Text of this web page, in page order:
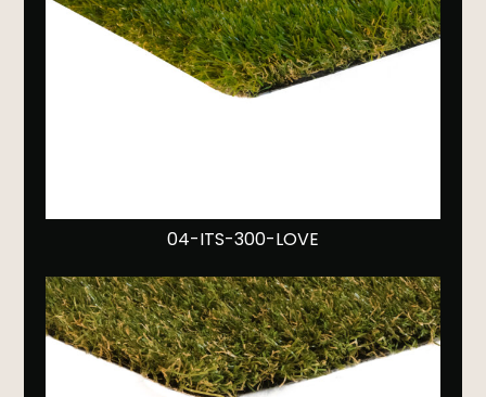
04-ITS-300-LOVE